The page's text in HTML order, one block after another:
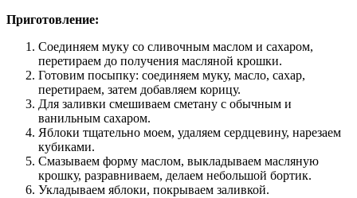
Приготовление:
Соединяем муку со сливочным маслом и сахаром,
перетираем до получения масляной крошки.
Готовим посыпку: соединяем муку, масло, сахар,
перетираем, затем добавляем корицу.
Для заливки смешиваем сметану с обычным и
ванильным сахаром.
Яблоки тщательно моем, удаляем сердцевину, нарезаем
кубиками.
Смазываем форму маслом, выкладываем масляную
крошку, разравниваем, делаем небольшой бортик.
Укладываем яблоки, покрываем заливкой.